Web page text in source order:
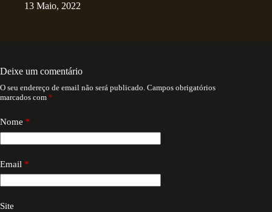
13 Maio, 2022
Deixe um comentário
O seu endereço de email não será publicado. Campos obrigatórios
marcados com *
Nome *
Email *
Site